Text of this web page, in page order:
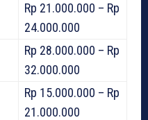
Rp 21.000.000 – Rp
24.000.000
Rp 28.000.000 – Rp
32.000.000
Rp 15.000.000 – Rp
21.000.000